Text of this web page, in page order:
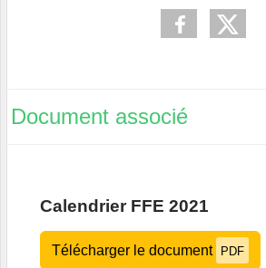
Document associé
Calendrier FFE 2021
Télécharger le document PDF